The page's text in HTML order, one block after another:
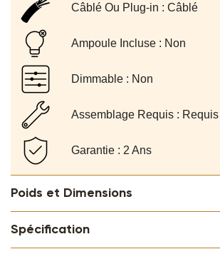
cm
Câblé Ou Plug-in : Câblé
Ampoule Incluse : Non
Dimmable : Non
Assemblage Requis : Requis
Garantie : 2 Ans
Poids et Dimensions
Spécification